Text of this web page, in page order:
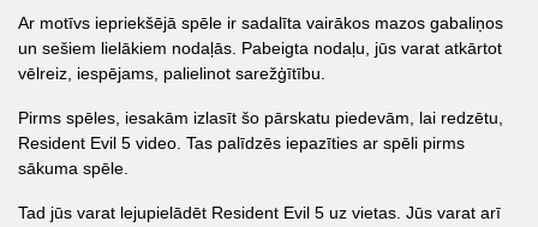
Ar motīvs iepriekšējā spēle ir sadalīta vairākos mazos gabaliņos
un sešiem lielākiem nodaļās. Pabeigta nodaļu, jūs varat atkārtot
vēlreiz, iespējams, palielinot sarežģītību.
Pirms spēles, iesakām izlasīt šo pārskatu piedevām, lai redzētu,
Resident Evil 5 video. Tas palīdzēs iepazīties ar spēli pirms
sākuma spēle.
Tad jūs varat lejupielādēt Resident Evil 5 uz vietas. Jūs varat arī